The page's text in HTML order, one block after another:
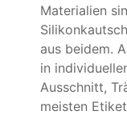
Materialien
aus beidem.
in
Ausschnitt,
meisten